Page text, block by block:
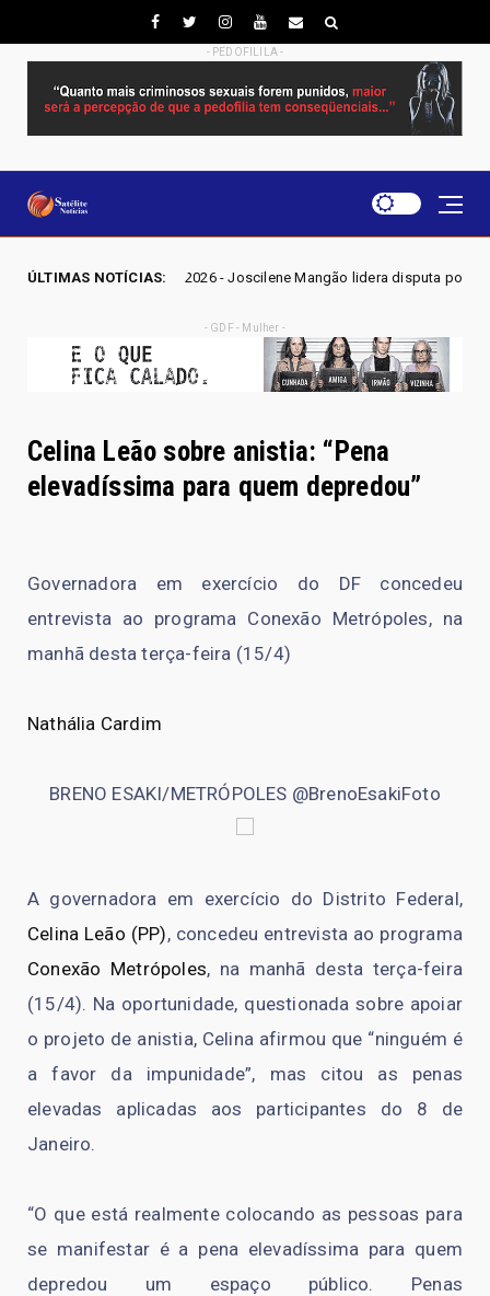
- PEDOFILILA -
ÚLTIMAS NOTÍCIAS:
GO 2026 - Joscilene Mangão lidera disputa por vaga na Alego em Novo
- GDF - Mulher -
Celina Leão sobre anistia: “Pena
elevadíssima para quem depredou”
Governadora em exercício do DF concedeu
entrevista ao programa Conexão Metrópoles, na
manhã desta terça-feira (15/4)
Nathália Cardim
BRENO ESAKI/METRÓPOLES @BrenoEsakiFoto
A governadora em exercício do Distrito Federal,
Celina Leão (PP), concedeu entrevista ao programa
Conexão Metrópoles, na manhã desta terça-feira
(15/4). Na oportunidade, questionada sobre apoiar
o projeto de anistia, Celina afirmou que “ninguém é
a favor da impunidade”, mas citou as penas
elevadas aplicadas aos participantes do 8 de
Janeiro.
“O que está realmente colocando as pessoas para
se manifestar é a pena elevadíssima para quem
depredou um espaço público. Penas